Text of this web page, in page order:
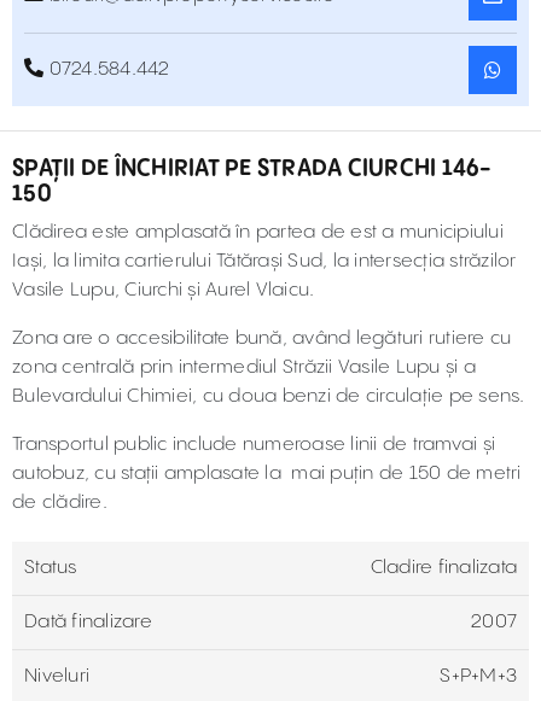
0724.584.442
SPAȚII DE ÎNCHIRIAT PE STRADA CIURCHI 146-
150
Clădirea este amplasată în partea de est a municipiului
Iași, la limita cartierului Tătărași Sud, la intersecția străzilor
Vasile Lupu, Ciurchi și Aurel Vlaicu.
Zona are o accesibilitate bună, având legături rutiere cu
zona centrală prin intermediul Străzii Vasile Lupu și a
Bulevardului Chimiei, cu doua benzi de circulație pe sens.
Transportul public include numeroase linii de tramvai și
autobuz, cu stații amplasate la mai puțin de 150 de metri
de clădire.
Status Cladire finalizata
Dată finalizare 2007
Niveluri S+P+M+3